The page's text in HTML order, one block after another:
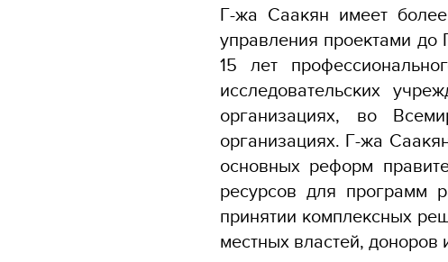
Г-жа Саакян имеет
управления проектами
15 лет
исследовательских
организациях, во
организациях. Г-жа
основных реформ
ресурсов для программ
принятии комплексных
местных властей, доноров